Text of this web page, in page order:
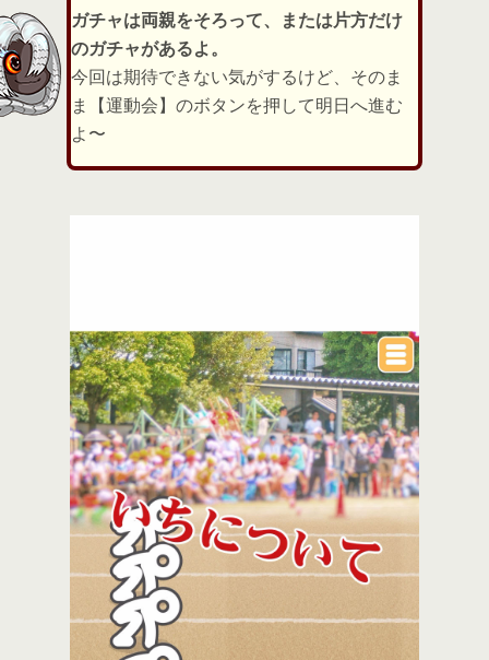
ガチャは両親をそろって、または片方だけ
のガチャがあるよ。
今回は期待できない気がするけど、そのま
ま【運動会】のボタンを押して明日へ進む
よ〜